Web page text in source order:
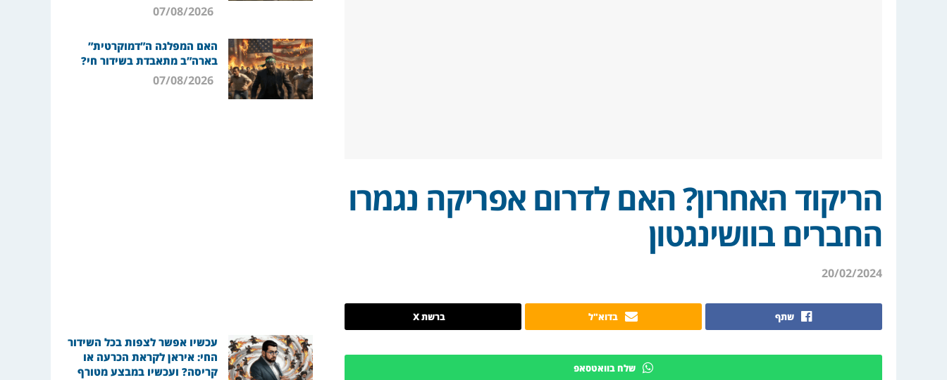
הריקוד האחרון? האם לדרום אפריקה נגמרו
החברים בוושינגטון
20/02/2024
שתף בדוא"ל ברשת X
שלח בוואטסאפ
07/08/2026
האם המפלגה ה”דמוקרטית”
בארה”ב מתאבדת בשידור חי?
07/08/2026
עכשיו אפשר לצפות בכל השידור
החי: איראן לקראת הכרעה או
קריסה? ועכשיו במבצע מטורף